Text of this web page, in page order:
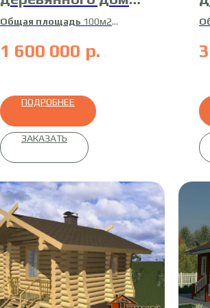
21-ДБ-7
Общая площадь 100м2
Материалпрофилированный
1 600 000 р.
ПОДРОБНЕЕ
ЗАКАЗАТЬ